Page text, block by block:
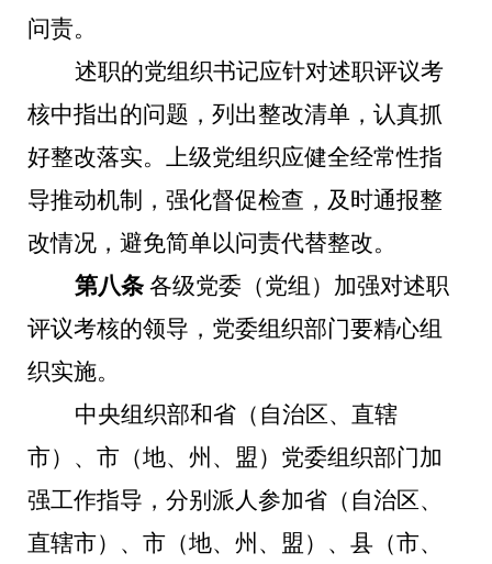
问责。
述职的党组织书记应针对述职评议考
核中指出的问题，列出整改清单，认真抓
好整改落实。上级党组织应健全经常性指
导推动机制，强化督促检查，及时通报整
改情况，避免简单以问责代替整改。
第八条 各级党委（党组）加强对述职
评议考核的领导，党委组织部门要精心组
织实施。
中央组织部和省（自治区、直辖
市）、市（地、州、盟）党委组织部门加
强工作指导，分别派人参加省（自治区、
直辖市）、市（地、州、盟）、县（市、